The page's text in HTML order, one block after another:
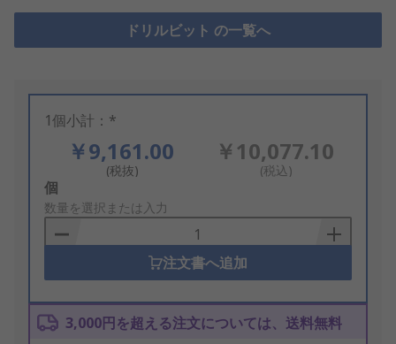
ドリルビット の一覧へ
1個小計：*
￥9,161.00
(税抜)
￥10,077.10
(税込)
Add
to
Basket
個
数量を選択または入力
注文書へ追加
3,000円を超える注文については、送料無料